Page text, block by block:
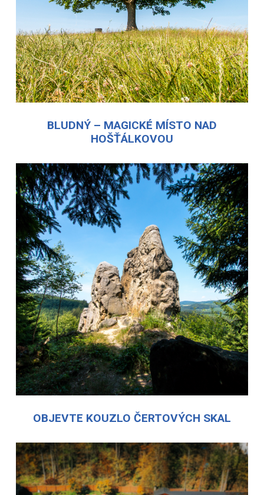
BLUDNÝ – MAGICKÉ MÍSTO NAD
HOŠŤÁLKOVOU
OBJEVTE KOUZLO ČERTOVÝCH SKAL